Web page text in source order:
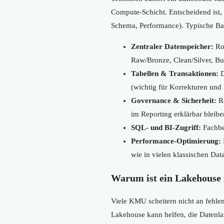
Compute-Schicht. Entscheidend
Schema, Performance). Typische
Zentraler Datenspeicher:
Raw/Bronze, Clean/Silver,
Tabellen & Transaktionen:
(wichtig für Korrekturen und
Governance & Sicherheit:
im Reporting erklärbar
SQL- und BI-Zugriff:
Performance-Optimierung:
wie in vielen klassischen
Warum ist ein
Viele KMU scheitern nicht an
Lakehouse kann helfen, die